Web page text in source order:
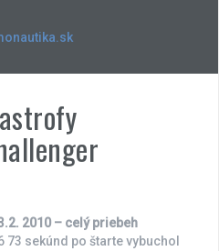
2010 – celý priebeh
73 sekúnd po štarte vybuchol